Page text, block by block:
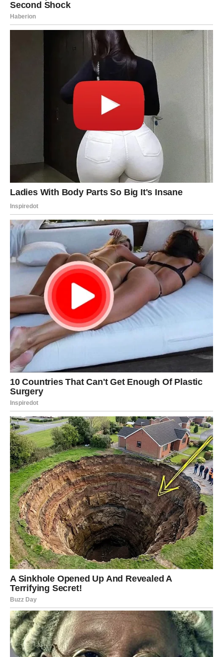
U ljubavi – moguće su ljubomorne scene ili nesporazumi,
posebno ako stvari nisu bile jasno definisane. Slobodni
Lavovi mogu se naći u dilemi između dve osobe ili dve
ne dokazujte svoju vrednost – vi je već imate.
Device su pod snažnim uticajem promena.
vam donosi neočekivane obrte koji mogu doći kroz
posao, planove ili odnose sa ljudima. Iako volite kontrolu i
stabilnost, ovaj dan vas uči da ponekad morate pustiti
stvari da se same slože.
Promene koje dolaze možda vas u prvi mah uznemire, ali
dugoročno –one vas vode ka boljem životu. Moguća je
promena rutine, radnog okruženja ili čak odluka da se
distancirate od osobe koja vam crpi energiju.
Emotivno – tražite jasnoću i iskrenost. Nemojte pristajati
na polovične odgovore.
VAGA
Vage su danas rastrzane između želje za mirom i potrebe
da se izbore za sebe. 26. decembar vam donosi situaciju
u kojoj morate zauzeti stav – iako to ne volite. Odlaganje
odluke samo povećava pritisak.
U ljubavi – razgovor koji ste izbegavali mora se dogoditi.
Može biti neprijatan, ali oslobađajući. Finansijski –
moguće je kašnjenje ili neplanirani trošak, ali ne
dugoročni problem.
ŠKORPIJA
Za Škorpije je ovo intenzivan dan. Emocije su duboke,
misli jake, a intuicija izuzetno naglašena. Možete osetiti
da neko nešto krije od vas – i verovatno ste u pravu. Ipak,
ne otkrivajte sve karte odmah.
U ljubavi – strasti su pojačane, ali i mogućnost sukoba.
Ako ste slobodni, privlačite osobu sa kojom odnos može
biti vrlo intenzivan, ali i karmički.